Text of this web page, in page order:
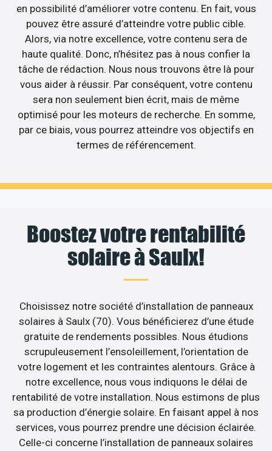
en possibilité d’améliorer votre contenu. En fait, vous
pouvez être assuré d’atteindre votre public cible.
Alors, via notre excellence, votre contenu sera de
haute qualité. Donc, n’hésitez pas à nous confier la
tâche de rédaction. Nous nous trouvons être là pour
vous aider à réussir. Par conséquent, votre contenu
sera non seulement bien écrit, mais de même
optimisé pour les moteurs de recherche. En somme,
par ce biais, vous pourrez atteindre vos objectifs en
termes de référencement.
Boostez votre rentabilité
solaire à Saulx!
Choisissez notre société d’installation de panneaux
solaires à Saulx (70). Vous bénéficierez d’une étude
gratuite de rendements possibles. Nous étudions
scrupuleusement l’ensoleillement, l’orientation de
votre logement et les contraintes alentours. Grâce à
notre excellence, nous vous indiquons le délai de
rentabilité de votre installation. Nous estimons de plus
sa production d’énergie solaire. En faisant appel à nos
services, vous pourrez prendre une décision éclairée.
Celle-ci concerne l’installation de panneaux solaires